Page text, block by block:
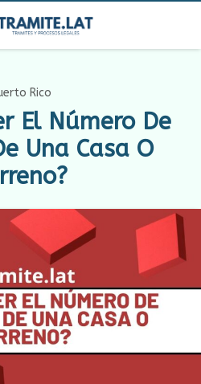
Rico
El Número De
Una Casa O